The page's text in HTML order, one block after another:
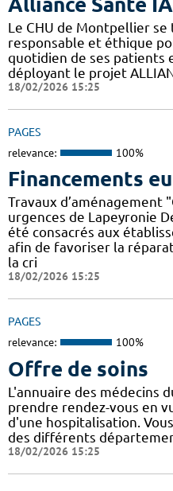
Le CHU de Montpellier
responsable et éthique
quotidien de ses patients
déployant le projet
18/02/2026 15:25
PAGES
relevance: 100%
Financements
Travaux d’aménagement
urgences de Lapeyronie
été consacrés aux
afin de favoriser la
la cri
18/02/2026 15:25
PAGES
relevance: 100%
Offre de soins
L'annuaire des médecins
prendre rendez-vous en
d'une hospitalisation.
des différents
18/02/2026 15:25